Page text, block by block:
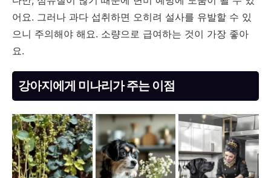
어요. 그러나 과다 섭취하면 오히려 설사를 유발할 수 있
으니 주의해야 해요. 소량으로 급여하는 것이 가장 좋아
요.
강아지에게 미나리가 주는 이점